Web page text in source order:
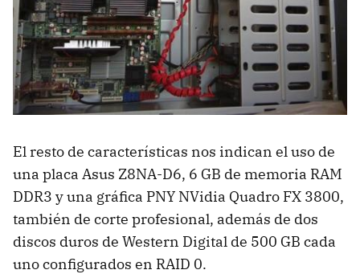
El resto de características nos indican el uso de
una placa Asus Z8NA-D6, 6 GB de memoria RAM
DDR3 y una gráfica PNY NVidia Quadro FX 3800,
también de corte profesional, además de dos
discos duros de Western Digital de 500 GB cada
uno configurados en RAID 0.